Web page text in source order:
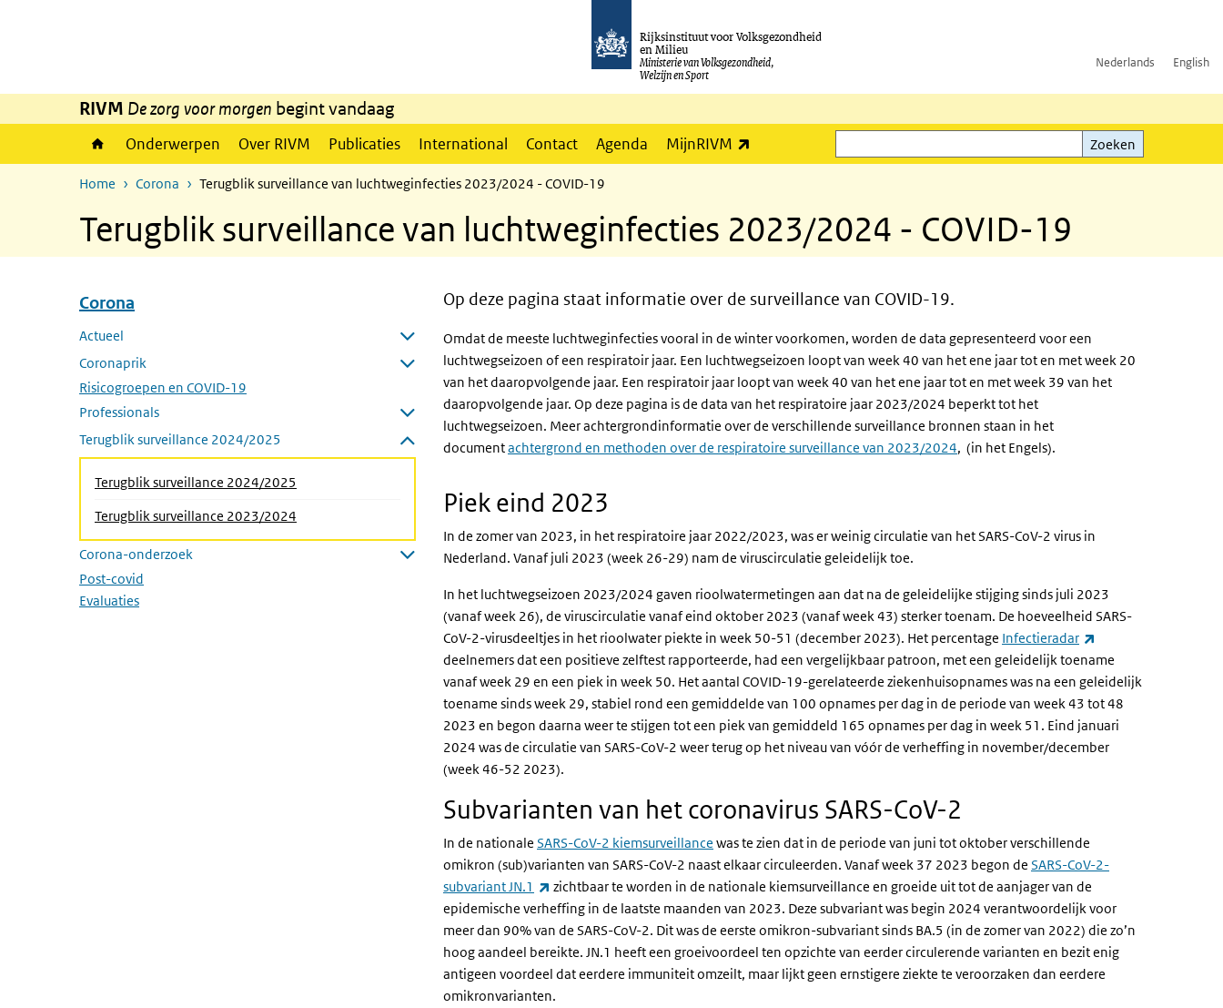
Rijksinstituut voor Volksgezondheid
en Milieu
Ministerie van Volksgezondheid,
Welzijn en Sport
Nederlands English
RIVM De zorg voor morgen begint vandaag
Onderwerpen Over RIVM Publicaties International Contact Agenda MijnRIVM
Zoeken
Zoeken
Home Corona Terugblik surveillance van luchtweginfecties 2023/2024 - COVID-19
Terugblik surveillance van luchtweginfecties 2023/2024 - COVID-19
Overslaan menu Corona
Corona
Actueel
Submenu openen
Coronaprik
Submenu openen
Risicogroepen en COVID-19
Professionals
Submenu openen
Terugblik surveillance 2024/2025
Submenu sluiten
Terugblik surveillance 2024/2025
Terugblik surveillance 2023/2024
Corona-onderzoek
Submenu openen
Post-covid
Evaluaties
Op deze pagina staat informatie over de surveillance van COVID-19.
Omdat de meeste luchtweginfecties vooral in de winter voorkomen, worden de data gepresenteerd voor een
luchtwegseizoen of een respiratoir jaar. Een luchtwegseizoen loopt van week 40 van het ene jaar tot en met week 20
van het daaropvolgende jaar. Een respiratoir jaar loopt van week 40 van het ene jaar tot en met week 39 van het
daaropvolgende jaar. Op deze pagina is de data van het respiratoire jaar 2023/2024 beperkt tot het
luchtwegseizoen. Meer achtergrondinformatie over de verschillende surveillance bronnen staan in het
documentachtergrond en methoden over de respiratoire surveillance van 2023/2024, (in het Engels).
Piek eind 2023
In de zomer van 2023, in het respiratoire jaar 2022/2023, was er weinig circulatie van het SARS-CoV-2 virus in
Nederland. Vanaf juli 2023 (week 26-29) nam de viruscirculatie geleidelijk toe.
In het luchtwegseizoen 2023/2024 gaven rioolwatermetingen aan dat na de geleidelijke stijging sinds juli 2023
(vanaf week 26), de viruscirculatie vanaf eind oktober 2023 (vanaf week 43) sterker toenam. De hoeveelheid SARS-
CoV-2-virusdeeltjes in het rioolwater piekte in week 50-51 (december 2023). Het percentage Infectieradar
deelnemers dat een positieve zelftest rapporteerde, had een vergelijkbaar patroon, met een geleidelijk toename
vanaf week 29 en een piek in week 50. Het aantal COVID-19-gerelateerde ziekenhuisopnames was na een geleidelijk
toename sinds week 29, stabiel rond een gemiddelde van 100 opnames per dag in de periode van week 43 tot 48
2023 en begon daarna weer te stijgen tot een piek van gemiddeld 165 opnames per dag in week 51. Eind januari
2024 was de circulatie van SARS-CoV-2 weer terug op het niveau van vóór de verheffing in november/december
(week 46-52 2023).
Subvarianten van het coronavirus SARS-CoV-2
In de nationale SARS-CoV-2 kiemsurveillance was te zien dat in de periode van juni tot oktober verschillende
omikron (sub)varianten van SARS-CoV-2 naast elkaar circuleerden. Vanaf week 37 2023 begon de SARS-CoV-2-
subvariant JN.1
(externe link)
zichtbaar te worden in de nationale kiemsurveillance en groeide uit tot de aanjager van de
epidemische verheffing in de laatste maanden van 2023. Deze subvariant was begin 2024 verantwoordelijk voor
meer dan 90% van de SARS-CoV-2. Dit was de eerste omikron-subvariant sinds BA.5 (in de zomer van 2022) die zo’n
hoog aandeel bereikte. JN.1 heeft een groeivoordeel ten opzichte van eerder circulerende varianten en bezit enig
antigeen voordeel dat eerdere immuniteit omzeilt, maar lijkt geen ernstigere ziekte te veroorzaken dan eerdere
omikronvarianten.